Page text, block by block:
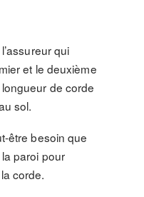
qui
et le deuxième
de corde
sol.
être besoin que
paroi pour
corde.